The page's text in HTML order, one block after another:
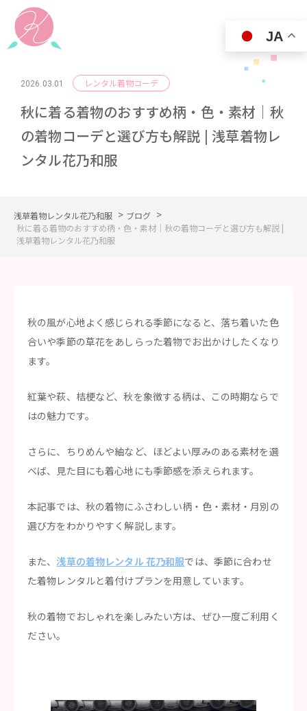
2026.03.01 レンタル着物コーデ
秋に着る着物のおすすめ柄・色・素材｜秋
の着物コーデと選び方も解説 | 浅草着物レ
ンタル花乃和服
浅草着物レンタル花乃和服 > ブログ >
秋に着る着物のおすすめ柄・色・素材｜秋の着物コーデと選び方も解説 |
浅草着物レンタル花乃和服
秋の風が心地よく感じられる季節になると、落ち着いた色
合いや季節の草花をあしらった着物でお出かけしたくなり
ます。
紅葉や萩、桔梗など、秋を象徴する柄は、この時期ならで
はの魅力です。
さらに、ちりめんや紬など、ほどよい厚みのある素材を選
べば、見た目にも着心地にも季節感を添えられます。
本記事では、秋の着物にふさわしい柄・色・素材・月別の
選び方をわかりやすく解説します。
また、浅草の着物レンタル 花乃和服では、季節に合わせ
た着物レンタルと着付けプランを用意しています。
秋の着物でおしゃれを楽しみたい方は、ぜひ一度ご利用く
ださい。
JA